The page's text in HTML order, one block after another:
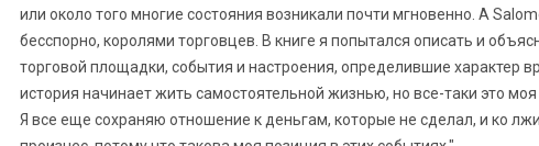
или около того многие состояния возникали почти мгновенно. А
бесспорно, королями торговцев. В книге я попытался описать и
торговой площадки, события и настроения, определившие характер
история начинает жить самостоятельной жизнью, но все-таки это
Я все еще сохраняю отношение к деньгам, которые не сделал, и ко